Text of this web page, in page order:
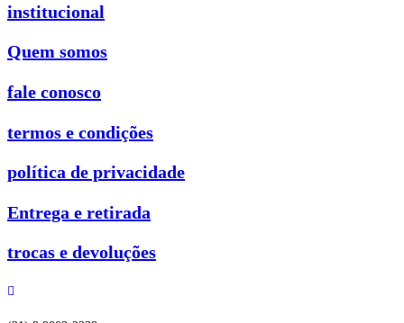
institucional
Quem somos
fale conosco
termos e condições
política de privacidade
Entrega e retirada
trocas e devoluções